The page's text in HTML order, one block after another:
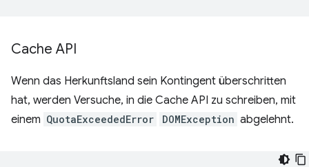
Cache API
Wenn das Herkunftsland sein Kontingent überschritten
hat, werden Versuche, in die Cache API zu schreiben, mit
einem QuotaExceededError DOMException abgelehnt.